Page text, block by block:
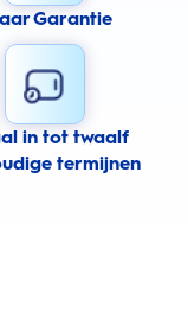
Garantie
in tot twaalf
termijnen